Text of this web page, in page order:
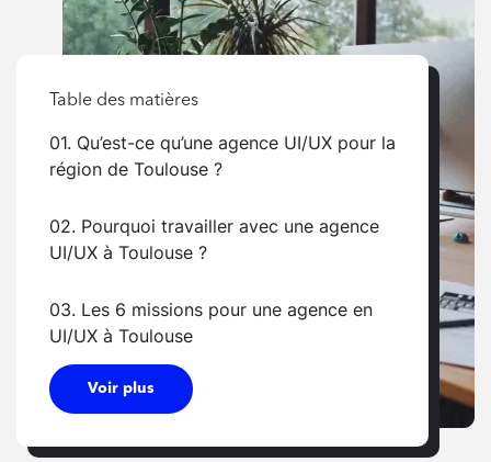
Table des matières
01. Qu’est-ce qu’une agence UI/UX pour la
région de Toulouse ?
02. Pourquoi travailler avec une agence
UI/UX à Toulouse ?
03. Les 6 missions pour une agence en
UI/UX à Toulouse
Voir plus